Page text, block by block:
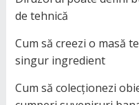
de tehnică
Cum să creezi o masă
singur ingredient
Cum să colecționezi